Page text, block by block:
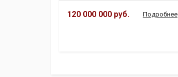
120 000 000 руб. Подробнее